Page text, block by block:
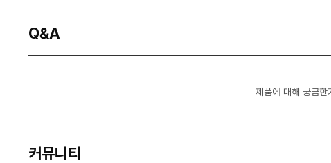
Q&A
제품에 대해 궁금한
커뮤니티